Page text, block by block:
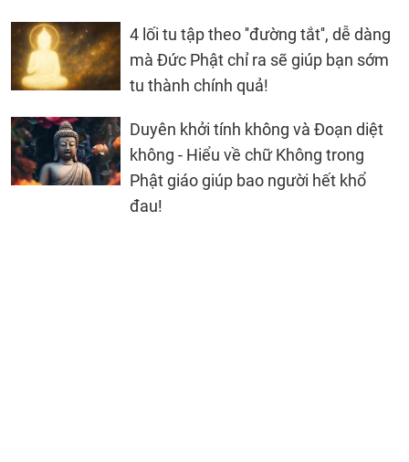
4 lối tu tập theo ''đường tắt'', dễ dàng
mà Đức Phật chỉ ra sẽ giúp bạn sớm
tu thành chính quả!
Duyên khởi tính không và Đoạn diệt
không - Hiểu về chữ Không trong
Phật giáo giúp bao người hết khổ
đau!